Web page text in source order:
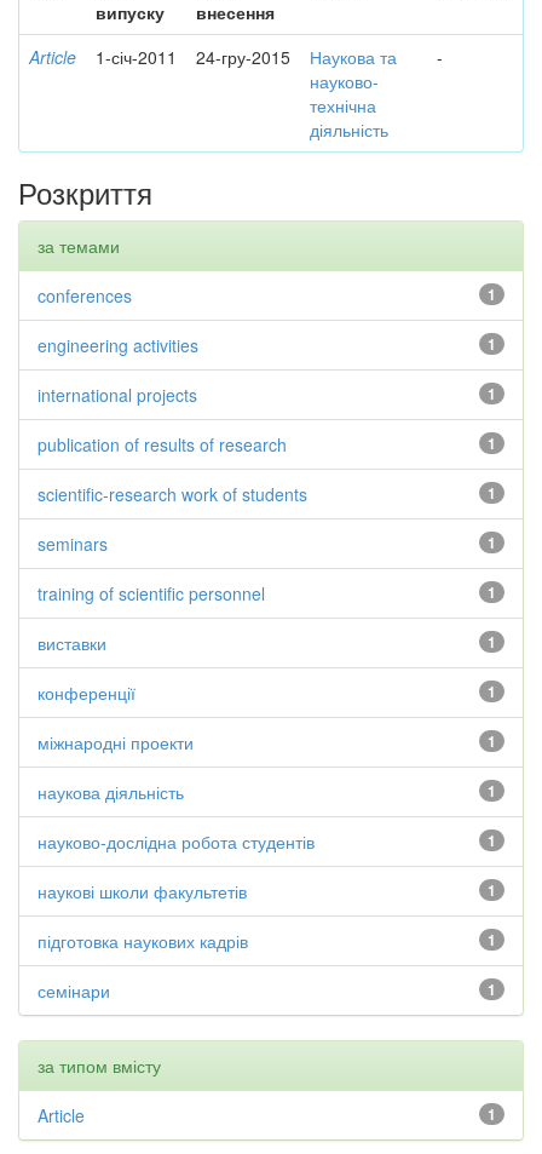
випуску
внесення
Article 1-січ-2011 24-гру-2015
Наукова та
науково-
технічна
діяльність
-
Розкриття
за темами
1
conferences
1
engineering activities
1
international projects
1
publication of results of research
1
scientific-research work of students
1
seminars
1
training of scientific personnel
1
виставки
1
конференції
1
міжнародні проекти
1
наукова діяльність
1
науково-дослідна робота студентів
1
наукові школи факультетів
1
підготовка наукових кадрів
1
семінари
за типом вмісту
1
Article